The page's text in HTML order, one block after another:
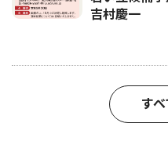
吉村慶一
す